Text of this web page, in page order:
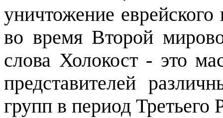
уничтожение
во время Второй
слова Холокост - это
представителей
групп в период Третьего